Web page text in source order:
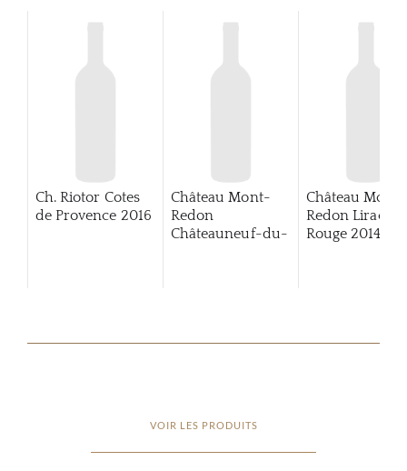
Ch. Riotor Cotes
de Provence 2016
Château Mont-
Redon
Châteauneuf-du-
Château Mont-
Redon Lirac
Rouge 2014
VOIR LES PRODUITS